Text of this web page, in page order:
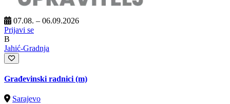
07.08. – 06.09.2026
Prijavi se
B
Jahić-Gradnja
Građevinski radnici (m)
Sarajevo